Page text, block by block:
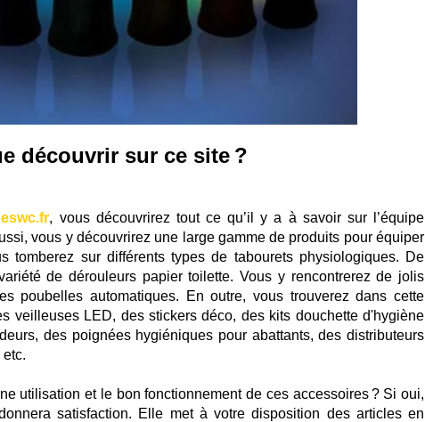
découvrir sur ce site ?
, vous découvrirez tout ce qu’il y a à savoir sur l’équipe
vous y découvrirez une large gamme de produits pour équiper
tomberez sur différents types de tabourets physiologiques. De
de dérouleurs papier toilette. Vous y rencontrerez de jolis
poubelles automatiques. En outre, vous trouverez dans cette
veilleuses LED, des stickers déco, des kits douchette d'hygiène
des poignées hygiéniques pour abattants, des distributeurs
utilisation et le bon fonctionnement de ces accessoires ? Si oui,
satisfaction. Elle met à votre disposition des articles en